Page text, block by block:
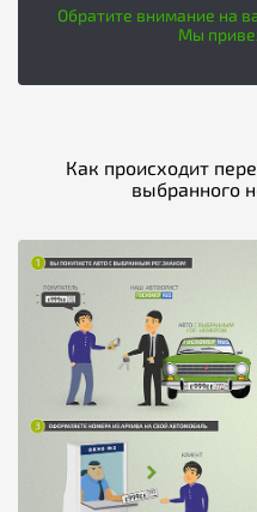
Обратите внимание на
Мы
Как происходит
выбранного